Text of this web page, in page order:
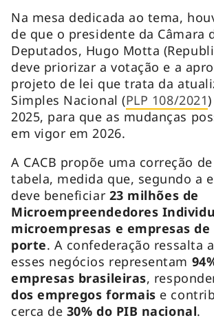
Na mesa dedicada ao tema,
de que o presidente da Câmara
Deputados, Hugo Motta
deve priorizar a votação e a
projeto de lei que trata da
Simples Nacional (PLP 108/2021
2025, para que as mudanças
em vigor em 2026.
A CACB propõe uma correção
tabela, medida que, segundo a
deve beneficiar 23 milhões de
Microempreendedores
microempresas e empresas
porte. A confederação ressalta
esses negócios representam
empresas brasileiras,
dos empregos formais e
cerca de 30% do PIB nacional.